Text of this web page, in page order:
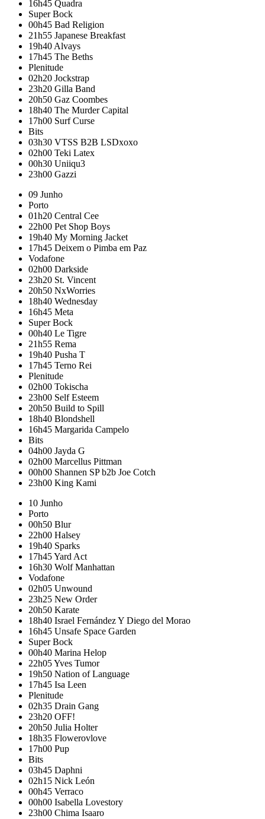
16h45 Quadra
Super Bock
00h45 Bad Religion
21h55 Japanese Breakfast
19h40Alvays
17h45 The Beths
Plenitude
02h20 Jockstrap
23h20 Gilla Band
20h50 Gaz Coombes
18h40 The Murder Capital
17h00 Surf Curse
Bits
03h30 VTSS B2B LSDxoxo
02h00 Teki Latex
00h30 Uniiqu3
23h00 Gazzi
09 Junho
Porto
01h20 Central Cee
22h00 Pet Shop Boys
19h40 My Morning Jacket
17h45 Deixem o Pimba em Paz
Vodafone
02h00 Darkside
23h20 St. Vincent
20h50 NxWorries
18h40 Wednesday
16h45 Meta
Super Bock
00h40 Le Tigre
21h55 Rema
19h40 Pusha T
17h45 Terno Rei
Plenitude
02h00 Tokischa
23h00 Self Esteem
20h50 Build to Spill
18h40 Blondshell
16h45 Margarida Campelo
Bits
04h00 Jayda G
02h00 Marcellus Pittman
00h00 Shannen SP b2b Joe Cotch
23h00 King Kami
10 Junho
Porto
00h50 Blur
22h00 Halsey
19h40 Sparks
17h45Yard Act
16h30 Wolf Manhattan
Vodafone
02h05 Unwound
23h25 New Order
20h50 Karate
18h40 Israel Fernández Y Diego del Morao
16h45 Unsafe Space Garden
Super Bock
00h40 Marina Helop
22h05Yves Tumor
19h50 Nation of Language
17h45 Isa Leen
Plenitude
02h35 Drain Gang
23h20 OFF!
20h50 Julia Holter
18h35 Flowerovlove
17h00 Pup
Bits
03h45 Daphni
02h15 Nick León
00h45 Verraco
00h00 Isabella Lovestory
23h00 Chima Isaaro